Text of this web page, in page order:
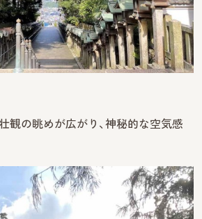
観の眺めが広がり、神秘的な空気感